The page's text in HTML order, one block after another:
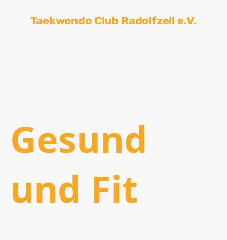
Taekwondo Club Radolfzell e.V.
Gesund
und Fit